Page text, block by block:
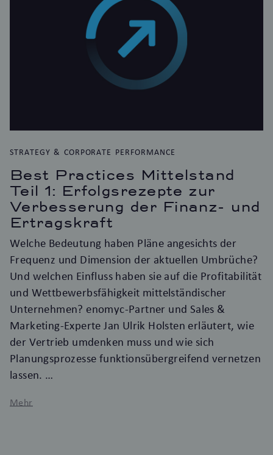
STRATEGY & CORPORATE PERFORMANCE
Best Practices Mittelstand
Teil 1: Erfolgsrezepte zur
Verbesserung der Finanz- und
Ertragskraft
Welche Bedeutung haben Pläne angesichts der
Frequenz und Dimension der aktuellen Umbrüche?
Und welchen Einfluss haben sie auf die Profitabilität
und Wettbewerbsfähigkeit mittelständischer
Unternehmen? enomyc-Partner und Sales &
Marketing-Experte Jan Ulrik Holsten erläutert, wie
der Vertrieb umdenken muss und wie sich
Planungsprozesse funktionsübergreifend vernetzen
lassen.
Mehr